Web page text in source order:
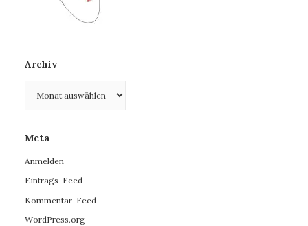
Archiv
Meta
Anmelden
Eintrags-Feed
Kommentar-Feed
WordPress.org